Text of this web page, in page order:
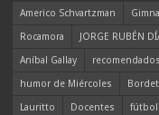
Americo Schvartzman
Rocamora
JORGE RUBÉN
Aníbal Gallay
recomendados
humor de Miércoles
Bordet
Lauritto
Docentes fútbol